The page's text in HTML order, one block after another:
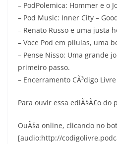
– PodPolemica: Hommer e o
– Pod Music: Inner City –
– Renato Russo e uma justa
– Voce Pod em pilulas, uma
– Pense Nisso: Uma grande
primeiro passo.
– Encerramento CÃ³digo Livre
Para ouvir essa ediÃ§Ã£o do
OuÃ§a online, clicando no
[audio:http://